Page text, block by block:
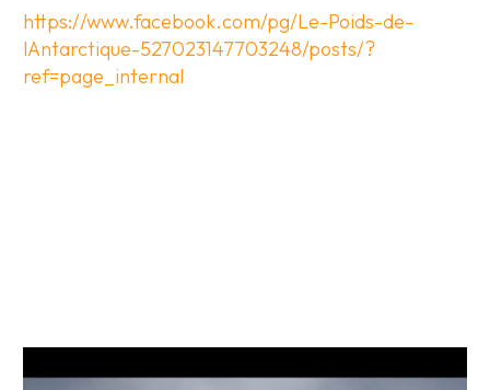
https://www.facebook.com/pg/Le-Poids-de-
lAntarctique-527023147703248/posts/?
ref=page_internal